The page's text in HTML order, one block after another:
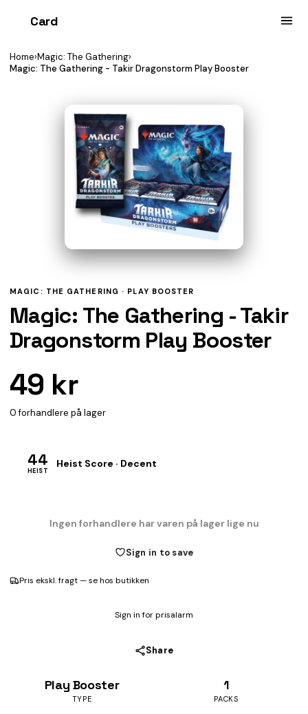
Card
Home›Magic: The Gathering›
Magic: The Gathering - Takir Dragonstorm Play Booster
MAGIC: THE GATHERING · PLAY BOOSTER
Magic: The Gathering - Takir
Dragonstorm Play Booster
49 kr
0 forhandlere på lager
44
HEIST
Heist Score · Decent
Ingen forhandlere har varen på lager lige nu
Sign in to save
Pris ekskl. fragt — se hos butikken
Sign in for prisalarm
Share
Play Booster
TYPE
1
PACKS